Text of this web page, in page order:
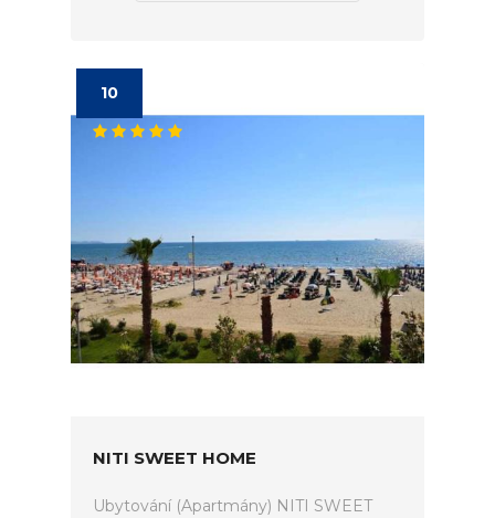
10
NITI SWEET HOME
Ubytování (Apartmány) NITI SWEET